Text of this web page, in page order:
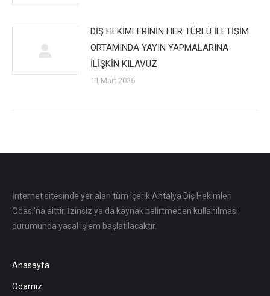
DİŞ HEKİMLERİNİN HER TÜRLÜ İLETİŞİM
ORTAMINDA YAYIN YAPMALARINA
İLİŞKİN KILAVUZ
11 Mart 2026
İnternet sitesinde yer alan tüm içerik Antalya Diş Hekimleri
Odası’na aittir. İzinsiz ya da kaynak belirtmeden kullanılması
durumunda yasal işlem başlatılacaktır.
Anasayfa
Odamız